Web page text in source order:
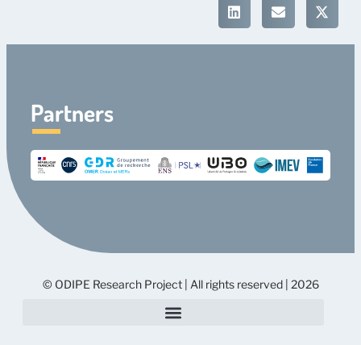
Partners
© ODIPE Research Project | All rights reserved | 2026